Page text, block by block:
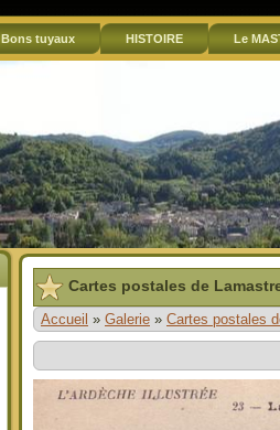
Bons tuyaux HISTOIRE Le
Cartes postales de
Accueil » Galerie » Cartes postales